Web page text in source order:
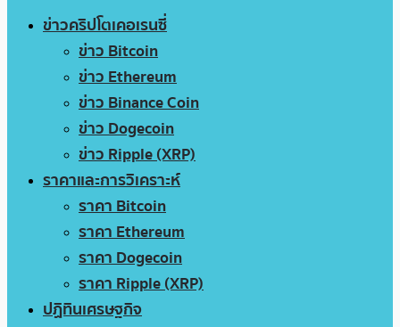
ข่าวคริปโตเคอเรนซี่
ข่าว Bitcoin
ข่าว Ethereum
ข่าว Binance Coin
ข่าว Dogecoin
ข่าว Ripple (XRP)
ราคาและการวิเคราะห์
ราคา Bitcoin
ราคา Ethereum
ราคา Dogecoin
ราคา Ripple (XRP)
ปฏิทินเศรษฐกิจ